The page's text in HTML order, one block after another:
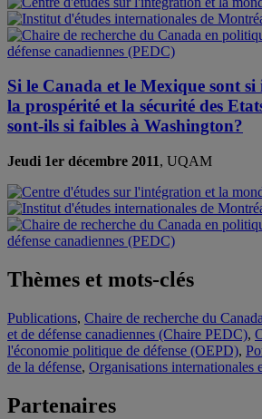
Si le Canada et le Mexique sont
la prospérité et la sécurité des
sont-ils si faibles à Washington?
Jeudi 1er décembre 2011, UQAM
Thèmes et mots-clés
Publications, Chaire de recherche du
et de défense canadiennes (Chaire PEDC),
l'économie politique de défense (OEPD),
de la défense, Organisations internationales
Partenaires